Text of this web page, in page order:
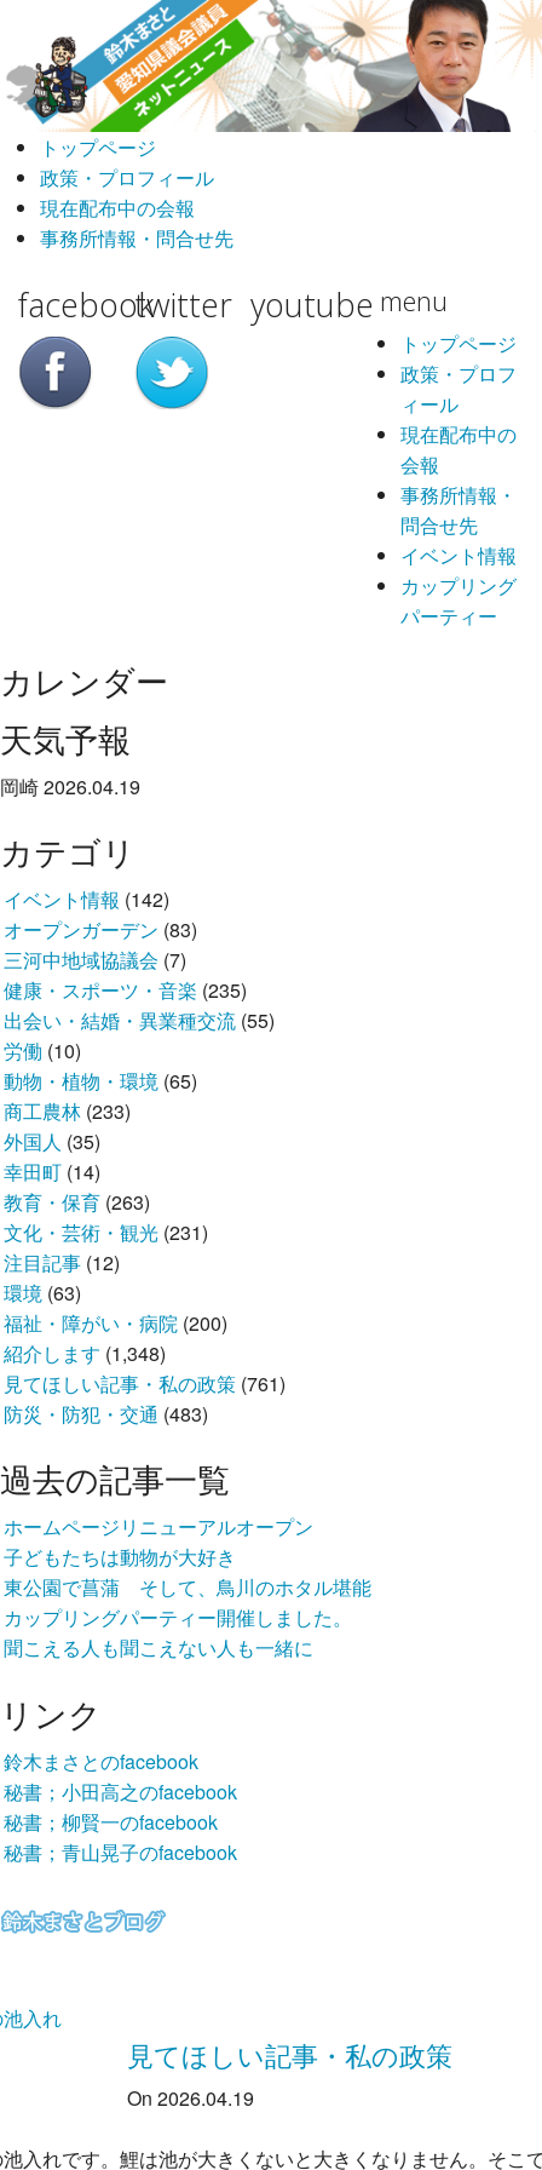
トップページ
政策・プロフィール
現在配布中の会報
事務所情報・問合せ先
facebooktwitter youtube menu
トップページ
政策・プロフ
ィール
現在配布中の
会報
事務所情報・
問合せ先
イベント情報
カップリング
パーティー
カレンダー
天気予報
岡崎 2026.04.19
カテゴリ
イベント情報 (142)
オープンガーデン (83)
三河中地域協議会 (7)
健康・スポーツ・音楽 (235)
出会い・結婚・異業種交流(55)
労働 (10)
動物・植物・環境(65)
商工農林(233)
外国人 (35)
幸田町(14)
教育・保育(263)
文化・芸術・観光(231)
注目記事(12)
環境(63)
福祉・障がい・病院(200)
紹介します (1,348)
見てほしい記事・私の政策(761)
防災・防犯・交通 (483)
過去の記事一覧
ホームページリニューアルオープン
子どもたちは動物が大好き
東公園で菖蒲 そして、鳥川のホタル堪能
カップリングパーティー開催しました。
聞こえる人も聞こえない人も一緒に
リンク
鈴木まさとのfacebook
秘書；小田高之のfacebook
秘書；柳賢一のfacebook
秘書；青山晃子のfacebook
入れ
見てほしい記事・私の政策
On 2026.04.19
入れです。鯉は池が大きくないと大きくなりません。そこ